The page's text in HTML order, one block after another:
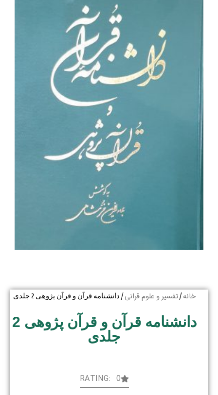
خانه/تفسیر و علوم قرانی/ دانشنامه قرآن و قرآن پژوهی 2 جلدی
دانشنامه قرآن و قرآن پژوهی 2
جلدی
RATING: 0